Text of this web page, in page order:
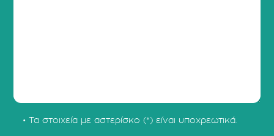
• Τα στοιχεία με αστερίσκο (*) είναι υποχρεωτικά.